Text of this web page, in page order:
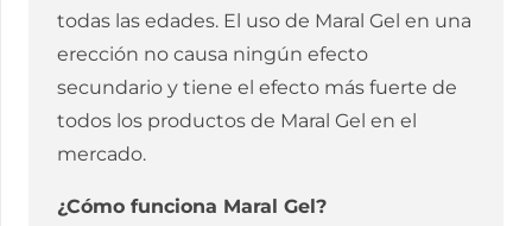
todas las edades. El uso de Maral Gel en una
erección no causa ningún efecto
secundario y tiene el efecto más fuerte de
todos los productos de Maral Gel en el
mercado.
¿Cómo funciona Maral Gel?